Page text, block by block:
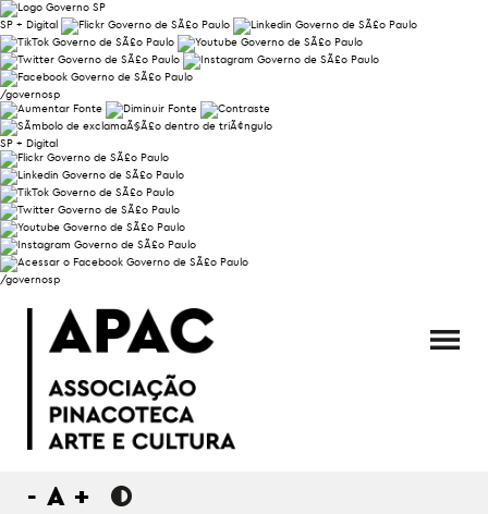
SP + Digital
/governosp
SP + Digital
/governosp
- A +